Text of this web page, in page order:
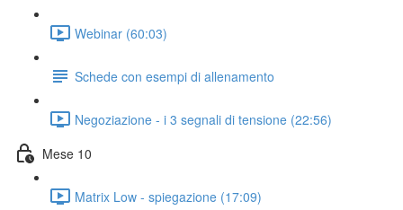
Webinar (60:03)
Schede con esempi di allenamento
Negoziazione - i 3 segnali di tensione (22:56)
Mese 10
Matrix Low - spiegazione (17:09)